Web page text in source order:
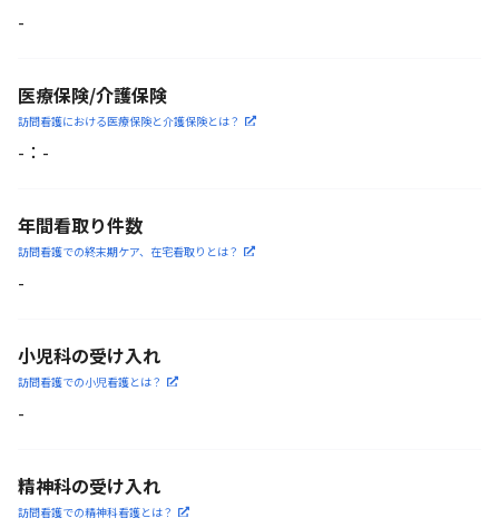
-
医療保険/介護保険
訪問看護における医療保険と介護保険とは？
- ： -
年間看取り件数
訪問看護での終末期ケア、 在宅看取りとは？
-
小児科の受け入れ
訪問看護での小児看護とは？
-
精神科の受け入れ
訪問看護での精神科看護とは？